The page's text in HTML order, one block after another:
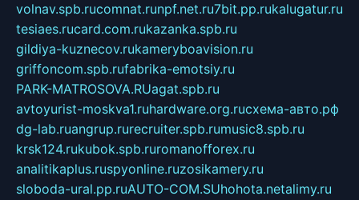
volnav.spb.rucomnat.runpf.net.ru7bit.pp.rukalugatur.ru
tesiaes.rucard.com.rukazanka.spb.ru
gildiya-kuznecov.rukameryboavision.ru
griffoncom.spb.rufabrika-emotsiy.ru
PARK-MATROSOVA.RUagat.spb.ru
avtoyurist-moskva1.ruhardware.org.ruсхема-авто.рф
dg-lab.ruangrup.rurecruiter.spb.rumusic8.spb.ru
krsk124.rukubok.spb.ruromanofforex.ru
analitikaplus.ruspyonline.ruzosikamery.ru
sloboda-ural.pp.ruAUTO-COM.SUhohota.netalimy.ru